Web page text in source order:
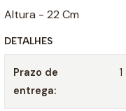
Altura - 22 Cm
DETALHES
Prazo de
entrega: